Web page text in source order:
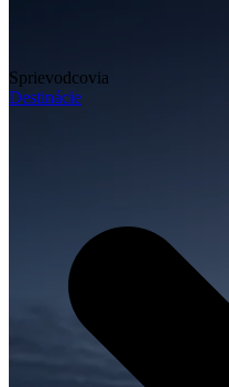
Sprievodcovia
Destinácie